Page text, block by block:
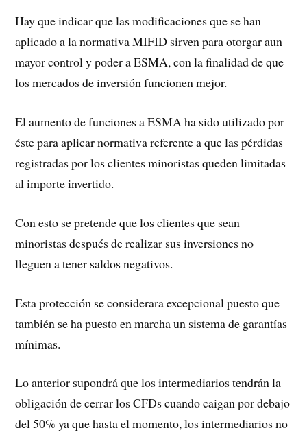
Hay que indicar que las modificaciones que se han
aplicado a la normativa MIFID sirven para otorgar aun
mayor control y poder a ESMA, con la finalidad de que
los mercados de inversión funcionen mejor.
El aumento de funciones a ESMA ha sido utilizado por
éste para aplicar normativa referente a que las pérdidas
registradas por los clientes minoristas queden limitadas
al importe invertido.
Con esto se pretende que los clientes que sean
minoristas después de realizar sus inversiones no
lleguen a tener saldos negativos.
Esta protección se considerara excepcional puesto que
también se ha puesto en marcha un sistema de garantías
mínimas.
Lo anterior supondrá que los intermediarios tendrán la
obligación de cerrar los CFDs cuando caigan por debajo
del 50% ya que hasta el momento, los intermediarios no